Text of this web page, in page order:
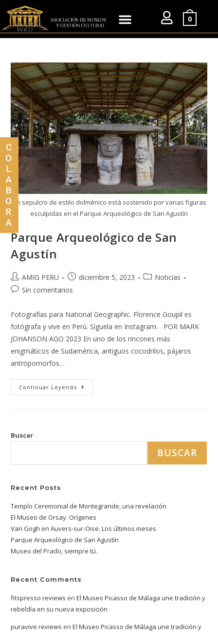
0
Un sepulcro de estilo dolménico está sostenido por varias figuras
esculpidas en el Parque Arqueológico de San Agustín
Parque Arqueológico de San
Agustín
AMIG PERU diciembre 5, 2023
Noticias
Sin comentarios
Fotografías para National Geographic. Florence Goupil es
fotógrafa y vive en Perú. Síguela en Instagram. POR MARK
JOHANSON AGO 2023 En uno de los rincones más
enigmáticos de Sudamérica, antiguos cocodrilos, pájaros
antropomorfos…
Continuar Leyendo
Buscar
BUSCAR
Recent Posts
Templo Ceremonial de Montegrande, una revelación
El Museo de Orsay. Orígenes
Van Gogh en Auvers-sur-Oise. Los últimos meses
Parque Arqueológico de San Agustín
Museo del Prado, siempre tú.
Recent Comments
fitspresso reviews enEl Museo Picasso de Málaga une tradición y
rebeldía en su nueva exposición
puravive reviews enEl Museo Picasso de Málaga une tradición y
C
O
L
A
B
O
R
A